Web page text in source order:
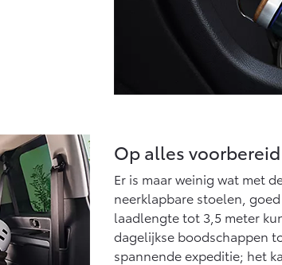
Op alles voorbereid
Er is maar weinig wat met
neerklapbare stoelen,
laadlengte tot 3,5 meter
dagelijkse boodschappen
spannende expeditie; het